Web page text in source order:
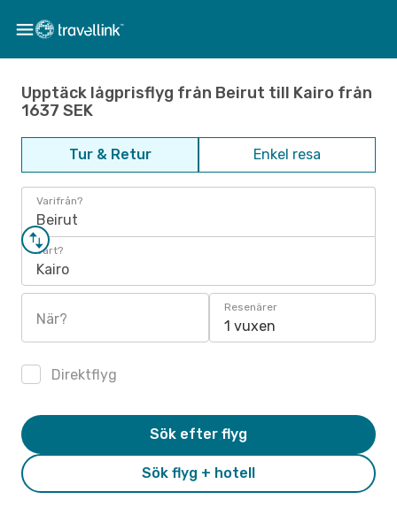
Upptäck lågprisflyg från Beirut till Kairo från
1637 SEK
Tur & Retur Enkel resa
Varifrån?
Beirut
Vart?
Kairo
När?
Resenärer
1 vuxen
Direktflyg
Sök flyg + hotell
Sök efter flyg